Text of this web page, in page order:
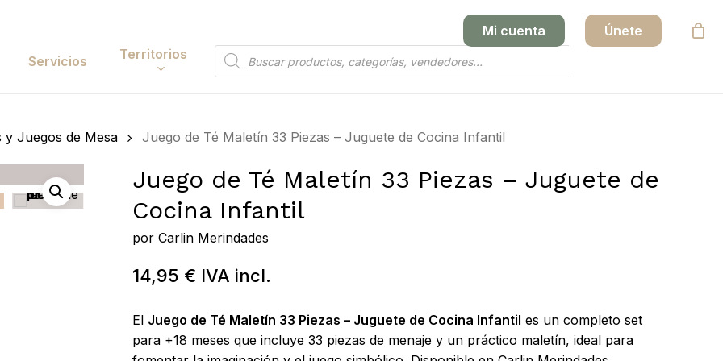
Accesorios
Papelería y
Electrónica y
Tecnología
Hogar
Bricolaje y Suministros
Servicios Territorios
Búsqueda
Mi cuenta Únete Close
y Juegos de Mesa Juego de Té Maletín 33 Piezas – Juguete de Cocina Infantil
Juego de Té Maletín 33 Piezas – Juguete de
Cocina Infantil
por Carlin Merindades
14,95 € IVA incl.
El Juego de Té Maletín 33 Piezas – Juguete de Cocina Infantil es un completo set
para +18 meses que incluye 33 piezas de menaje y un práctico maletín, ideal para